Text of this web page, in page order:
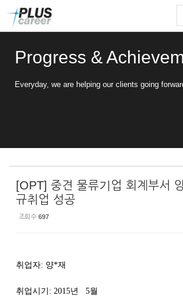
Progress &
Everyday, we are helping our clients going
[OPT] 중견 물류기업 회계부서
규취업 성공
조회 수 697
취업자: 양*재
취업시기 : 2015년 5월